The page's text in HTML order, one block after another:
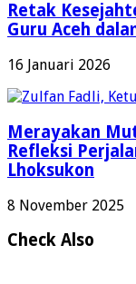
Retak
Guru Aceh
16 Januari 2026
Merayakan
Refleksi
Lhoksukon
8 November 2025
Check Also